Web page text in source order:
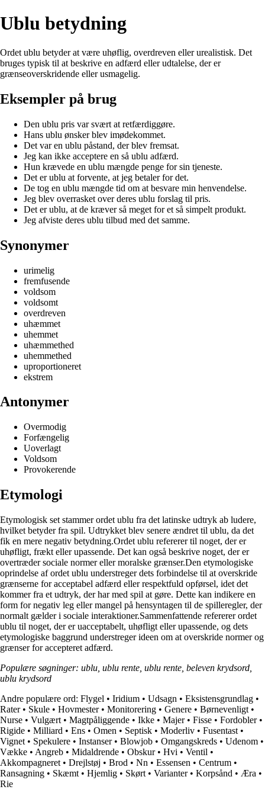
Ublu betydning
Ordet ublu betyder at være uhøflig, overdreven eller urealistisk. Det
bruges typisk til at beskrive en adfærd eller udtalelse, der er
grænseoverskridende eller usmagelig.
Eksempler på brug
Den ublu pris var svært at retfærdiggøre.
Hans ublu ønsker blev imødekommet.
Det var en ublu påstand, der blev fremsat.
Jeg kan ikke acceptere en så ublu adfærd.
Hun krævede en ublu mængde penge for sin tjeneste.
Det er ublu at forvente, at jeg betaler for det.
De tog en ublu mængde tid om at besvare min henvendelse.
Jeg blev overrasket over deres ublu forslag til pris.
Det er ublu, at de kræver så meget for et så simpelt produkt.
Jeg afviste deres ublu tilbud med det samme.
Synonymer
urimelig
fremfusende
voldsom
voldsomt
overdreven
uhæmmet
uhemmet
uhæmmethed
uhemmethed
uproportioneret
ekstrem
Antonymer
Overmodig
Forfængelig
Uoverlagt
Voldsom
Provokerende
Etymologi
Etymologisk set stammer ordet ublu fra det latinske udtryk ab ludere,
hvilket betyder fra spil. Udtrykket blev senere ændret til ublu, da det
fik en mere negativ betydning.Ordet ublu refererer til noget, der er
uhøfligt, frækt eller upassende. Det kan også beskrive noget, der er
overtræder sociale normer eller moralske grænser.Den etymologiske
oprindelse af ordet ublu understreger dets forbindelse til at overskride
grænserne for acceptabel adfærd eller respektfuld opførsel, idet det
kommer fra et udtryk, der har med spil at gøre. Dette kan indikere en
form for negativ leg eller mangel på hensyntagen til de spilleregler, der
normalt gælder i sociale interaktioner.Sammenfattende refererer ordet
ublu til noget, der er uacceptabelt, uhøfligt eller upassende, og dets
etymologiske baggrund understreger ideen om at overskride normer og
grænser for accepteret adfærd.
Populære søgninger: ublu, ublu rente, ublu rente, beleven krydsord,
ublu krydsord
Andre populære ord: Flygel • Iridium • Udsagn • Eksistensgrundlag •
Rater• Skule • Hovmester• Monitorering • Genere • Børnevenligt •
Nurse • Vulgært • Magtpåliggende • Ikke • Majer• Fisse • Fordobler•
Rigide • Milliard • Ens • Omen • Septisk • Moderliv • Fusentast •
Vignet • Spekulere • Instanser• Blowjob • Omgangskreds • Udenom •
Vække • Angreb • Midaldrende • Obskur• Hvi • Ventil •
Akkompagneret • Drejlstøj • Brod • Nn • Essensen • Centrum •
Ransagning • Skæmt • Hjemlig • Skørt • Varianter• Korpsånd • Æra •
Rie